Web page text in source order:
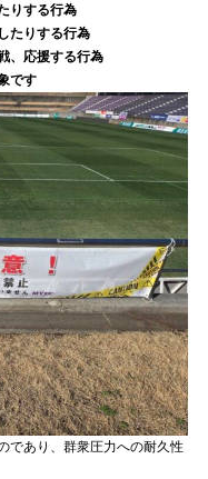
りする行為
たりする行為
、応援する行為
です
であり、群衆圧力への耐久性